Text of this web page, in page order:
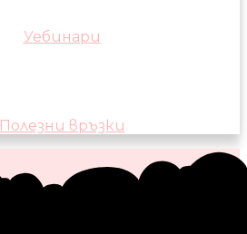
Уебинари
Полезни връзки